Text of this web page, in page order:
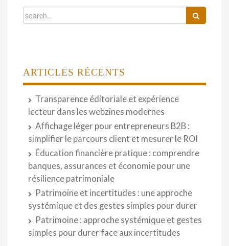
ARTICLES RÉCENTS
Transparence éditoriale et expérience
lecteur dans les webzines modernes
Affichage léger pour entrepreneurs B2B :
simplifier le parcours client et mesurer le ROI
Éducation financière pratique : comprendre
banques, assurances et économie pour une
résilience patrimoniale
Patrimoine et incertitudes : une approche
systémique et des gestes simples pour durer
Patrimoine : approche systémique et gestes
simples pour durer face aux incertitudes